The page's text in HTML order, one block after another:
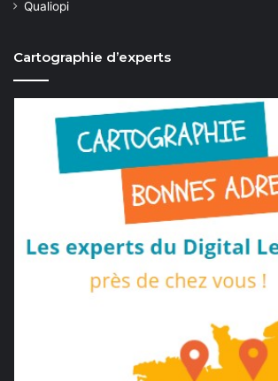
Qualiopi
Cartographie d’experts